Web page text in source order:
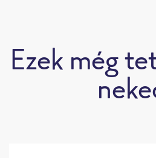
Ezek még